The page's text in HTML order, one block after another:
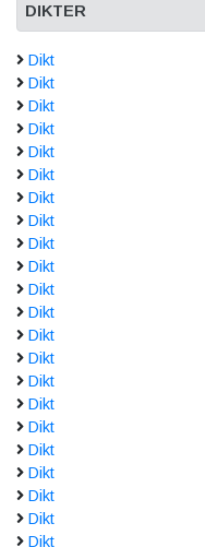
DIKTER
Dikt
Dikt
Dikt
Dikt
Dikt
Dikt
Dikt
Dikt
Dikt
Dikt
Dikt
Dikt
Dikt
Dikt
Dikt
Dikt
Dikt
Dikt
Dikt
Dikt
Dikt
Dikt